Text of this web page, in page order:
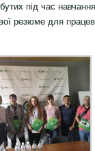
під час
резюме для